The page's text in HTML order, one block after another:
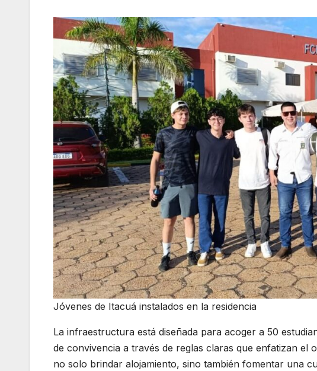
Jóvenes de Itacuá instalados en la residencia
La infraestructura está diseñada para acoger a 50
de convivencia a través de reglas claras que enfatizan el
no solo brindar alojamiento, sino también fomentar una